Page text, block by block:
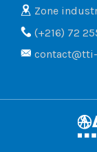
Zone
(+216) 72